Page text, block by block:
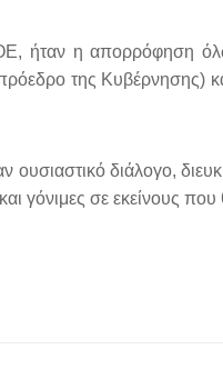
ήταν η απορρόφηση
της Κυβέρνησης)
διάλογο,
γόνιμες σε εκείνους